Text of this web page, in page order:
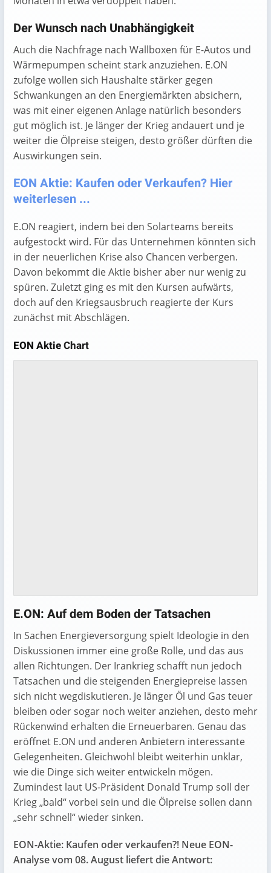
Der Wunsch nach Unabhängigkeit
Auch die Nachfrage nach Wallboxen für E-Autos und
Wärmepumpen scheint stark anzuziehen. E.ON
zufolge wollen sich Haushalte stärker gegen
Schwankungen an den Energiemärkten absichern,
was mit einer eigenen Anlage natürlich besonders
gut möglich ist. Je länger der Krieg andauert und je
weiter die Ölpreise steigen, desto größer dürften die
Auswirkungen sein.
EON Aktie: Kaufen oder Verkaufen? Hier
weiterlesen ...
E.ON reagiert, indem bei den Solarteams bereits
aufgestockt wird. Für das Unternehmen könnten sich
in der neuerlichen Krise also Chancen verbergen.
Davon bekommt die Aktie bisher aber nur wenig zu
spüren. Zuletzt ging es mit den Kursen aufwärts,
doch auf den Kriegsausbruch reagierte der Kurs
zunächst mit Abschlägen.
EON AktieChart
E.ON: Auf dem Boden der Tatsachen
In Sachen Energieversorgung spielt Ideologie in den
Diskussionen immer eine große Rolle, und das aus
allen Richtungen. Der Irankrieg schafft nun jedoch
Tatsachen und die steigenden Energiepreise lassen
sich nicht wegdiskutieren. Je länger Öl und Gas teuer
bleiben oder sogar noch weiter anziehen, desto mehr
Rückenwind erhalten die Erneuerbaren. Genau das
eröffnet E.ON und anderen Anbietern interessante
Gelegenheiten. Gleichwohl bleibt weiterhin unklar,
wie die Dinge sich weiter entwickeln mögen.
Zumindest laut US-Präsident Donald Trump soll der
Krieg „bald“ vorbei sein und die Ölpreise sollen dann
„sehr schnell“ wieder sinken.
EON-Aktie: Kaufen oder verkaufen?! Neue EON-
Analyse vom 08. August liefert die Antwort: